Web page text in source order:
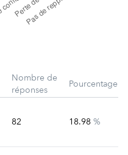
Nombre de
réponses
Pourcentage
82 18.98 %